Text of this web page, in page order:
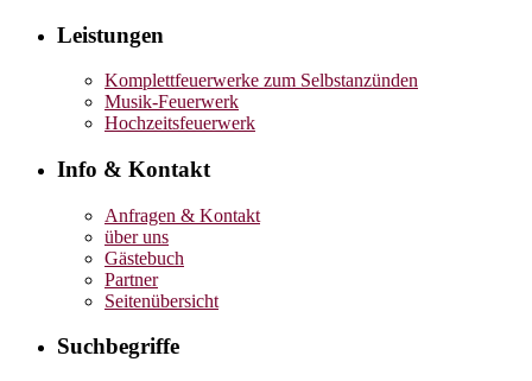
Leistungen
Komplettfeuerwerke zum Selbstanzünden
Musik-Feuerwerk
Hochzeitsfeuerwerk
Info & Kontakt
Anfragen & Kontakt
über uns
Gästebuch
Partner
Seitenübersicht
Suchbegriffe